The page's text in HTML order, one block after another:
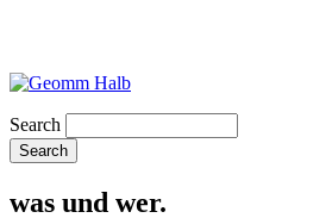
Search
was und wer.